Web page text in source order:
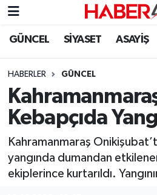
GÜNCEL SİYASET ASAYİŞ
HABERLER GÜNCEL
Kebapçıda
Kahramanmaraş
yangında dumandan
ekiplerince kurtarıldı.
GÜNCEL
SİYASET
EKONOMİ
SPOR
YAŞAM
Nöbetçi Eczaneler
Hava Durumu
Kahramanmaraş Namaz
Trafik Durumu
Süper Lig Puan Durumu